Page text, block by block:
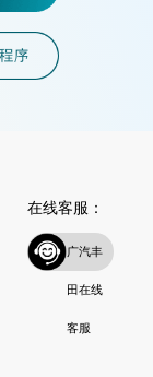
在线客服：
广汽丰
田在线
客服